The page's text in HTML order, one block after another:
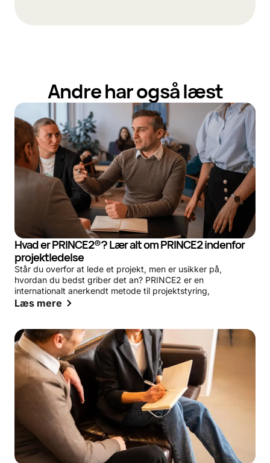
Andre har også læst
Hvad er PRINCE2®? Lær alt om PRINCE2 indenfor
projektledelse
Står du overfor at lede et projekt, men er usikker på,
hvordan du bedst griber det an? PRINCE2 er en
internationalt anerkendt metode til projektstyring,
Læs mere